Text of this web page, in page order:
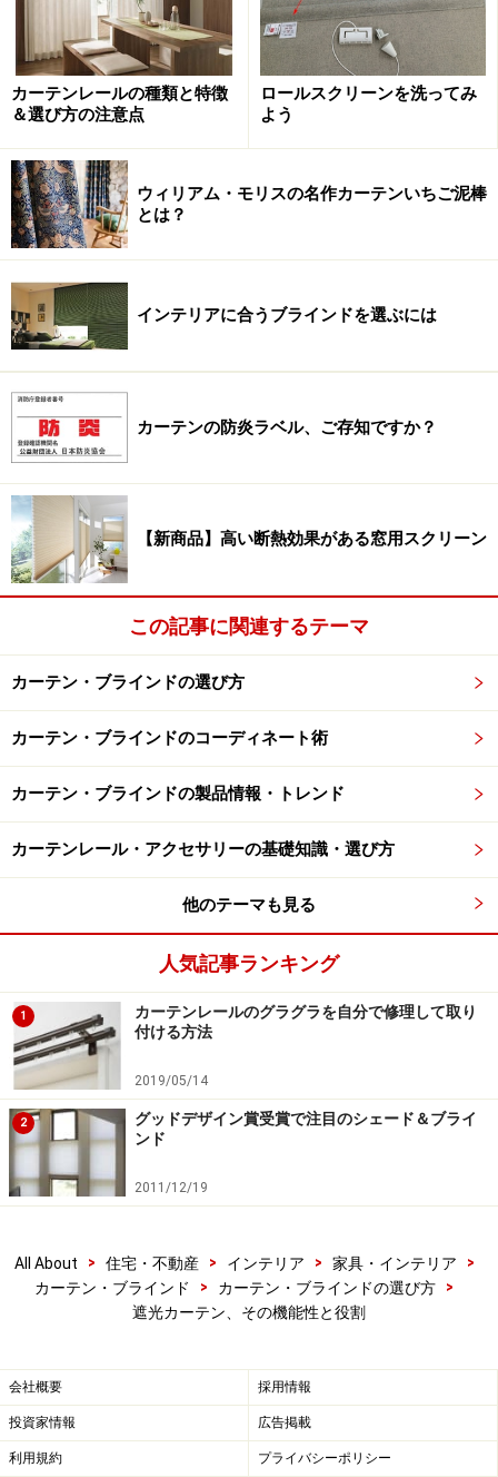
・遮光率1級：99.99％以上(100％の完全遮光タイプもあ
ります)
・遮光率2級：99.80％以上99.99％未満
・遮光率3級：99.40％以上99.80％未満
下の図の左、SD1が遮光率1級、遮光率３級は中央の
SD4よりも遮光性能が高いものとなります。
遮光性の図
遮光カーテンの選び方
日中にしっかりとした睡眠を取りたい場合は、遮光1級
のカーテンが役立ちます。カーテンをしっかりと閉めた
状態で体感できる遮光具合は、1級で「真っ暗」、3級で
「薄暗がり」程度となります。
1級の「真っ暗」は人の顔の表情が識別できないレベル
で、2級は人の顔や表情がわかる程度、3級では人の表情
はわかるものの事務作業をするには暗い、といった具合
です。用途に応じて選び分ける必要があります。
寝室に1級を用いるのが最適か？については、朝の光が
寝室に用いる際、日中に睡眠が必要でない場合は、2級
あるいは3級の遮光性能のほうが、体内時計のバランス
カーテンレールの種類と特徴
＆選び方の注意点
ロールスクリーンを洗ってみ
よう
ウィリアム・モリスの名作カーテンいちご泥棒
とは？
インテリアに合うブラインドを選ぶには
カーテンの防炎ラベル、ご存知ですか？
【新商品】高い断熱効果がある窓用スクリーン
この記事に関連するテーマ
カーテン・ブラインドの選び方
カーテン・ブラインドのコーディネート術
カーテン・ブラインドの製品情報・トレンド
カーテンレール・アクセサリーの基礎知識・選び方
他のテーマも見る
人気記事ランキング
1
カーテンレールのグラグラを自分で修理して取り
付ける方法
2019/05/14
2
グッドデザイン賞受賞で注目のシェード＆ブライ
ンド
2011/12/19
All About > 住宅・不動産 > インテリア > 家具・インテリア
>
カーテン・ブラインド
> カーテン・ブラインドの選び方
>
遮光カーテン、その機能性と役割
会社概要 採用情報
投資家情報 広告掲載
利用規約 プライバシーポリシー